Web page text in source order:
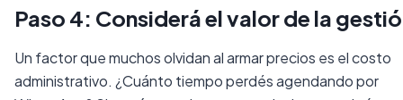
Paso 4: Considerá el valor de la
Un factor que muchos olvidan al armar precios es el costo
administrativo. ¿Cuánto tiempo perdés agendando por